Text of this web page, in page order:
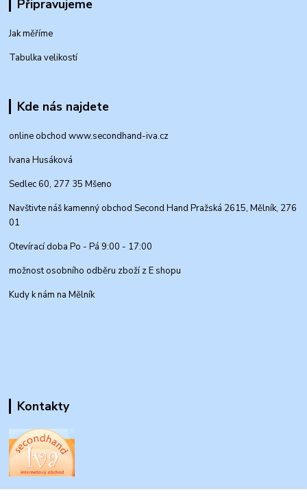
Připravujeme
Jak měříme
Tabulka velikostí
Kde nás najdete
online obchod www.secondhand-iva.cz
Ivana Husáková
Sedlec 60, 277 35 Mšeno
Navštivte náš kamenný obchod Second Hand Pražská 2615, Mělník, 276
01
Otevírací doba Po - Pá 9:00 - 17:00
možnost osobního odběru zboží z E shopu
Kudy k nám na Mělník
Kontakty
www.secondhand-iva.cz